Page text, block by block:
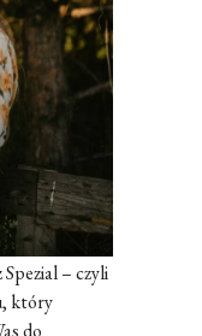
– czyli
który
do